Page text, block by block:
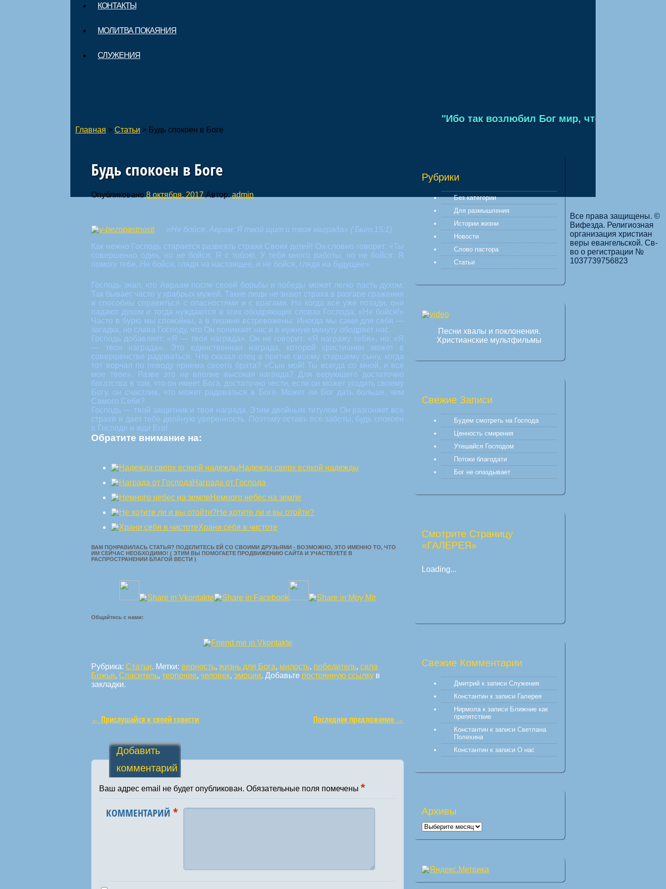
КОНТАКТЫ
МОЛИТВА ПОКАЯНИЯ
СЛУЖЕНИЯ
"Ибо так возлюбил Бог мир, что отдал Сына
Главная > Статьи > Будь спокоен в Боге
Будь спокоен в Боге
Опубликовано8 октября, 2017 Автор:admin
«Не бойся, Аврам; Я твой щит и твоя награда» ( Быт.15:1)
Как нежно Господь старается развеять страхи Своих детей! Он словно говорит: «Ты
совершенно один, но не бойся: Я с тобою. У тебя много работы, но не бойся: Я
помогу тебе. Не бойся, глядя на настоящее, и не бойся, глядя на будущее».
Господь знал, что Авраам после своей борьбы и победы может легко пасть духом.
Так бывает часто у храбрых мужей. Такие люди не знают страха в разгаре сражения
и способны справиться с опасностями и с врагами. Но когда все уже позади, они
падают духом и тогда нуждаются в этих ободряющих словах Господа: «Не бойся!»
Часто в бурю мы спокойны, а в тишине встревожены. Иногда мы сами для себя —
загадка, но слава Господу, что Он понимает нас и в нужную минуту ободряет нас.
Господь добавляет: «Я — твоя награда». Он не говорит: «Я награжу тебя», но: «Я
— твоя награда». Это единственная награда, которой христианин может в
совершенстве радоваться. Что сказал отец в притче своему старшему сыну, когда
тот ворчал по поводу приема своего брата? «Сын мой! Ты всегда со мной, и все
мое твое». Разве это не вполне высокая награда? Для верующего достаточно
богатства в том, что он имеет Бога, достаточно чести, если он может угодить своему
Богу, он счастлив, что может радоваться в Боге. Может ли Бог дать больше, чем
Самого Себя?
Господь — твой защитник и твоя награда. Этим двойным титулом Он разгоняет все
страхи и дает тебе двойную уверенность. Поэтому оставь все заботы, будь спокоен
в Господе и жди Его!
Обратите внимание на:
Надежда сверх всякой надежды
Награда от Господа
Немного небес на земле
Не хотите ли и вы отойти?
Храни себя в чистоте
ВАМ ПОНРАВИЛАСЬ СТАТЬЯ? ПОДЕЛИТЕСЬ ЕЙ СО СВОИМИ ДРУЗЬЯМИ - ВОЗМОЖНО, ЭТО ИМЕННО ТО, ЧТО
ИМ СЕЙЧАС НЕОБХОДИМО! ( ЭТИМ ВЫ ПОМОГАЕТЕ ПРОДВИЖЕНИЮ САЙТА И УЧАСТВУЕТЕ В
РАСПРОСТРАНЕНИИ БЛАГОЙ ВЕСТИ )
Общайтесь с нами:
Рубрика:Статьи. Метки: верность,жизнь для Бога, милость, победитель,сила
Божья,Спаситель,терпение, человек,эмоции. Добавьте постоянную ссылку в
закладки.
Навигация по статьям
← Прислушайся к своей совести Последнее предложение →
Добавить
комментарий
Ваш адрес email не будет опубликован. Обязательные поля помечены *
КОММЕНТАРИЙ*
Рубрики
Без категории
Для размышления
Истории жизни
Новости
Слово пастора
Статьи
Песни хвалы и поклонения.
Христианские мультфильмы
Свежие Записи
Будем смотреть на Господа
Ценность смирения
Утешайся Господом
Потоки благодати
Бог не опаздывает
Смотрите Страницу
«ГАЛЕРЕЯ»
Loading...
Свежие Комментарии
Дмитрийк записи Служения
Константинк записи Галерея
Нирмолак записи Ближние как
препятствие
Константинк записи Светлана
Полехина
Константинк записи О нас
Архивы
Архивы
Все права защищены. ©
Вифезда. Религиозная
организация христиан
веры евангельской. Св-
во о регистрации №
1037739756823